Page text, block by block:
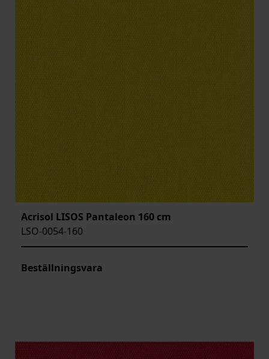
Acrisol LISOS Pantaleon 160 cm
LSO-0054-160
Beställningsvara